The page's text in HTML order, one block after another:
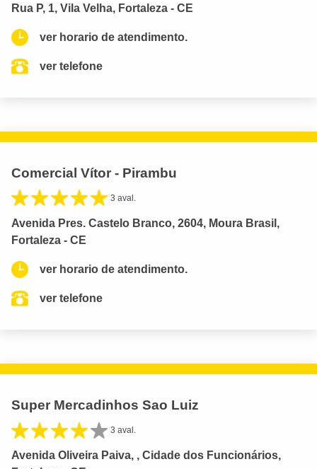
Rua P, 1, Vila Velha, Fortaleza - CE
ver horario de atendimento.
ver telefone
Comercial Vítor - Pirambu
3 aval.
Avenida Pres. Castelo Branco, 2604, Moura Brasil,
Fortaleza - CE
ver horario de atendimento.
ver telefone
Super Mercadinhos Sao Luiz
3 aval.
Avenida Oliveira Paiva, , Cidade dos Funcionários,